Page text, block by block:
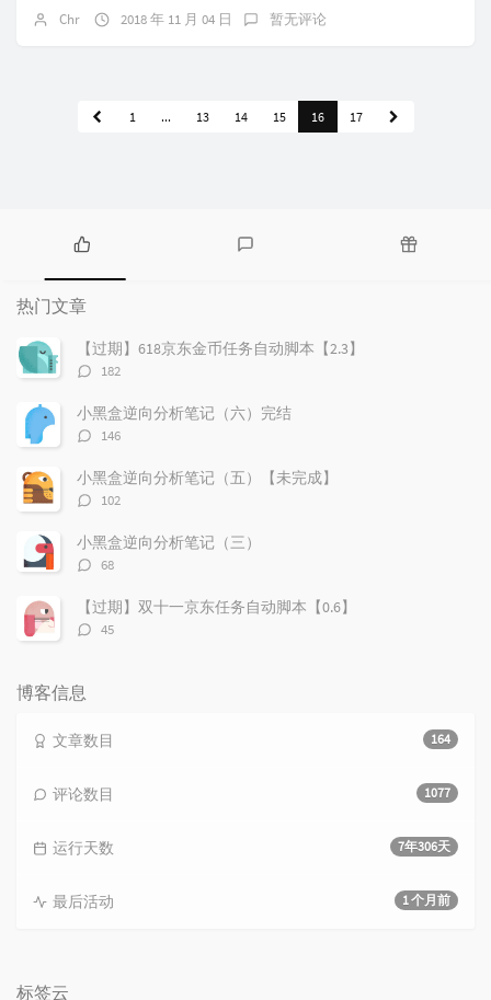
Chr 2018 年 11 月 04 日 暂无评论
1 ... 13 14 15 16 17
热
门
文
章
论
热门文章
【过期】618京东金币任务自动脚本【2.3】
评
数：
182
小黑盒逆向分析笔记（六）完结
评
数：
146
小黑盒逆向分析笔记（五）【未完成】
评
数：
102
小黑盒逆向分析笔记（三）
评
数：
68
【过期】双十一京东任务自动脚本【0.6】
评
45
博客信息
164
文章数目
1077
评论数目
7年306天
运行天数
1 个月前
最后活动
标签云